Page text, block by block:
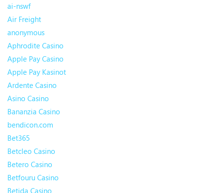
ai-nswf
Air Freight
anonymous
Aphrodite Casino
Apple Pay Casino
Apple Pay Kasinot
Ardente Casino
Asino Casino
Bananzia Casino
bendicon.com
Bet365
Betcleo Casino
Betero Casino
Betfouru Casino
Betida Casino